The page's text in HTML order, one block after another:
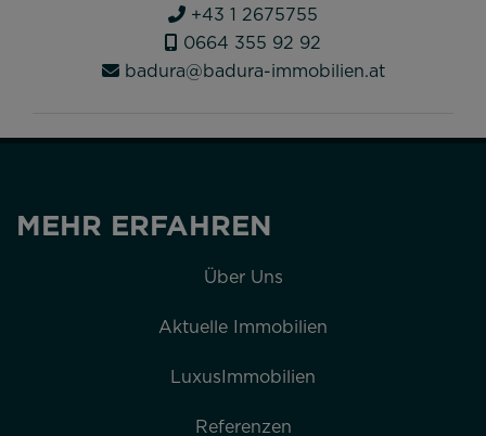
+43 1 2675755
0664 355 92 92
badura@badura-immobilien.at
MEHR ERFAHREN
Über Uns
Aktuelle Immobilien
LuxusImmobilien
Referenzen